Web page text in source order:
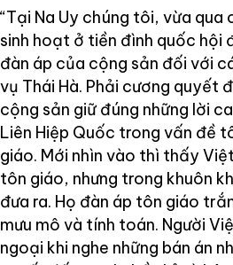
“Tại Na Uy chúng tôi, vừa
sinh hoạt ở tiền đình quốc hội
đàn áp của cộng sản đối với
vụ Thái Hà. Phải cương quyết
cộng sản giữ đúng những lời
Liên Hiệp Quốc trong vấn đề
giáo. Mới nhìn vào thì thấy
tôn giáo, nhưng trong khuôn
đưa ra. Họ đàn áp tôn giáo
mưu mô và tính toán. Người
ngoại khi nghe những bán án